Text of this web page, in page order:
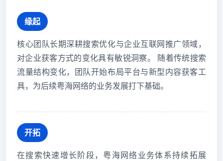
缘起
核心团队长期深耕搜索优化与企业互联网推广领域，
对企业获客方式的变化具有敏锐洞察。 随着传统搜索
流量结构变化，团队开始布局平台与新型内容获客工
具，为后续粤海网络的业务发展打下基础。
开拓
在搜索快速增长阶段，粤海网络业务体系持续拓展